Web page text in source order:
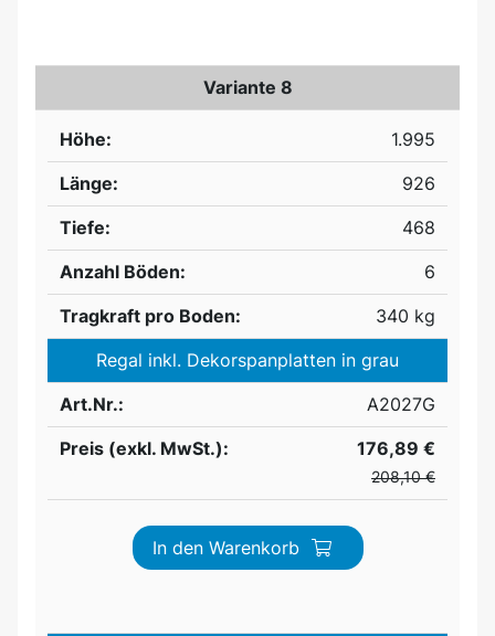
Variante 8
Höhe:
1.995
Länge:
926
Tiefe:
468
Anzahl Böden:
6
Tragkraft pro Boden:
340 kg
Regal inkl. Dekorspanplatten in grau
Art.Nr.:
A2027G
Preis (exkl. MwSt.):
176,89 €
208,10 €
In den Warenkorb